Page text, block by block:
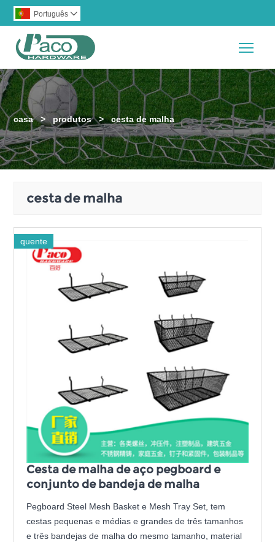
Português 
casa > produtos > cesta de malha
cesta de malha
quente
Cesta de malha de aço pegboard e
conjunto de bandeja de malha
Pegboard Steel Mesh Basket e Mesh Tray Set, tem
cestas pequenas e médias e grandes de três tamanhos
e três bandejas de malha do mesmo tamanho, material